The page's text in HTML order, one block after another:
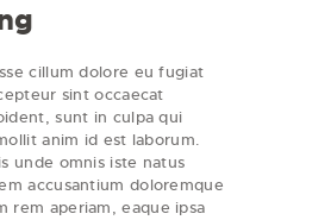
cillum dolore eu fugiat
sint occaecat
sunt in culpa qui
anim id est laborum.
unde omnis iste natus
accusantium doloremque
rem aperiam, eaque ipsa